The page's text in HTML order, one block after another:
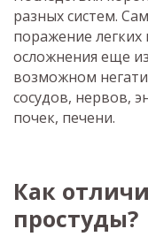
разных систем.
поражение
осложнения еще
возможном
сосудов, нервов,
почек, печени.
Как
простуды?